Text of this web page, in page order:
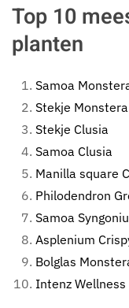
Top 10
planten
Samoa
Stekje Monstera
Stekje Clusia
Samoa Clusia
Manilla square
Philodendron
Samoa
Asplenium
Bolglas
Intenz Wellness